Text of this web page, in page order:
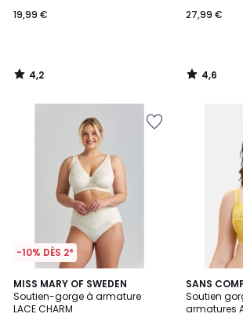
19,99 €
4,2
/
27,99 €
4,6
/
-10% DÈS 2*
MISS MARY OF SWEDEN
Soutien-gorge à armature
LACE CHARM
4
/
5
SANS
Soutien
armatures
4,7
/ 5
3
Couleurs